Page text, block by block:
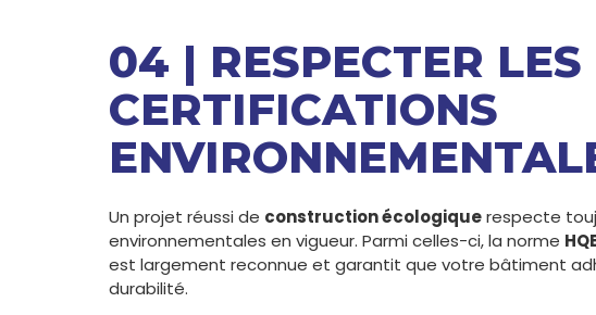
04 | RESPECTER
CERTIFICATIONS
Un projet réussi de construction écologiquerespecte
environnementales en vigueur. Parmi celles-ci, la norme
est largement reconnue et garantit que votre bâtiment
durabilité.